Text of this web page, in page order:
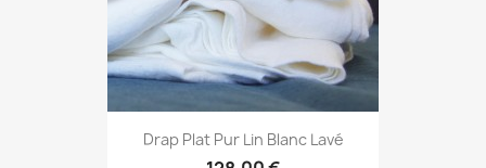
Drap Plat Pur Lin Blanc Lavé